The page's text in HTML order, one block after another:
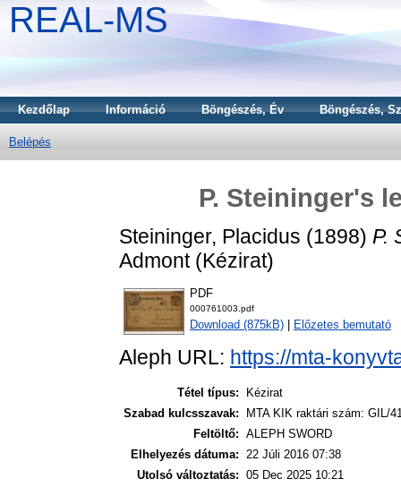
REAL-MS
Kezdőlap Információ Böngészés, Év Böngészés,
Belépés
P. Steininger's
Steininger, Placidus (1898) P.
Admont (Kézirat)
PDF
000761003.pdf
Download (875kB) Előzetes bemutató
Aleph URL: https://mta-
Tétel típus:
Kézirat
Szabad kulcsszavak:
MTA KIK raktári szám: GIL/
Feltöltő: ALEPH SWORD
Elhelyezés dátuma: 22 Júli 2016 07:38
Utolsó változtatás: 05 Dec 2025 10:21